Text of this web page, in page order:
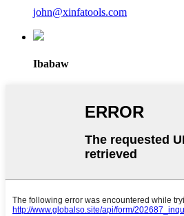
john@xinfatools.com
Ibabaw